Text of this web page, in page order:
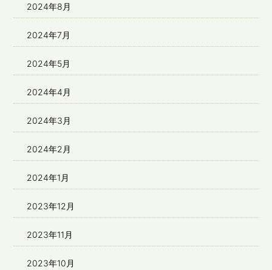
2024年8月
2024年7月
2024年5月
2024年4月
2024年3月
2024年2月
2024年1月
2023年12月
2023年11月
2023年10月